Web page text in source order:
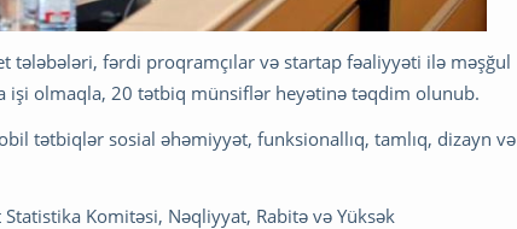
tələbələri, fərdi proqramçılar və startap fəaliyyəti ilə məşğul
işi olmaqla, 20 tətbiq münsiflər heyətinə təqdim olunub.
tətbiqlər sosial əhəmiyyət, funksionallıq, tamlıq, dizayn və
Komitəsi, Nəqliyyat, Rabitə və Yüksək